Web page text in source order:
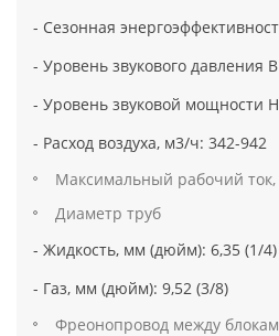
- Сезонная
- Уровень звукового давления
- Уровень звуковой мощности
- Расход воздуха, м3/ч: 342-942
Максимальный рабочий ток,
Диаметр труб
- Жидкость, мм (дюйм): 6,35 (1/4)
- Газ, мм (дюйм): 9,52 (3/8)
Фреонопровод между